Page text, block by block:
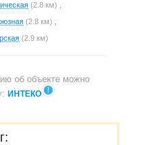
(2.8 км) ,
(2.8 км) ,
(2.9 км)
об объекте можно
ИНТЕКО